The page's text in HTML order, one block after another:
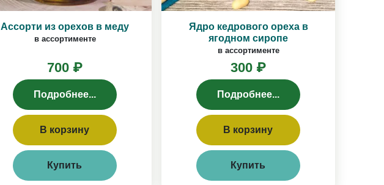
Ассорти из орехов в меду
в ассортименте
700 ₽
Подробнее...
В корзину
Купить
Ядро кедрового ореха в
ягодном сиропе
в ассортименте
300 ₽
Подробнее...
В корзину
Купить